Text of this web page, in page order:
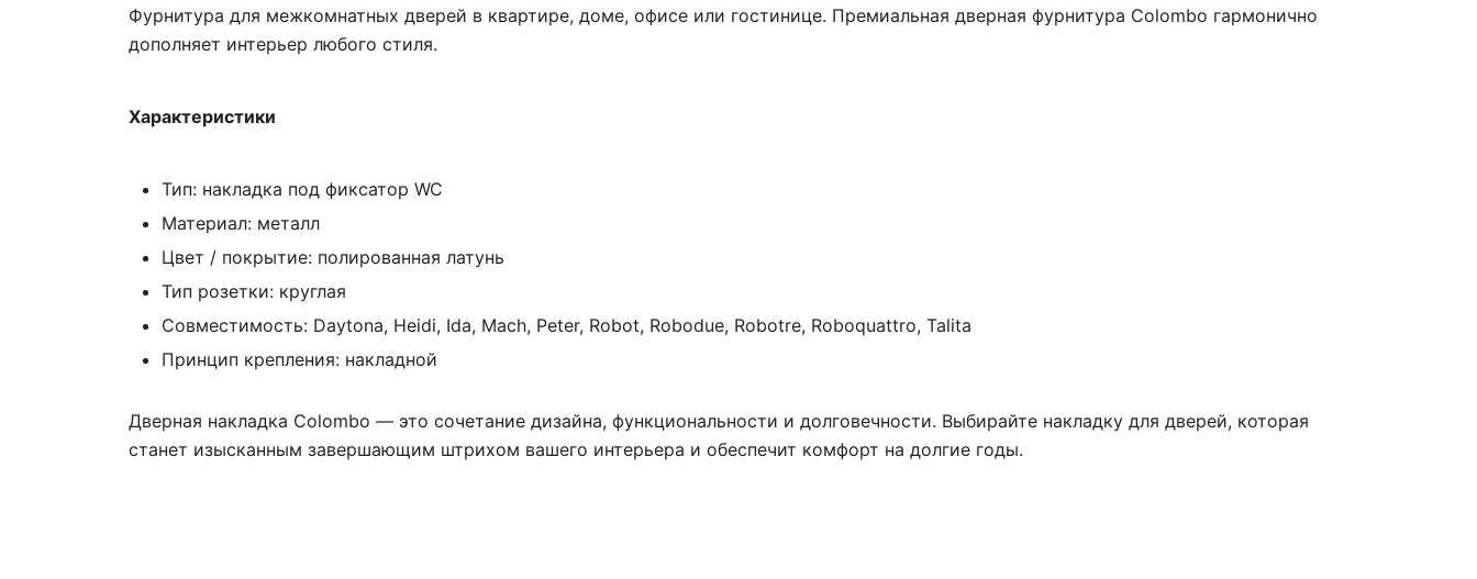
Фурнитура для межкомнатных дверей в квартире, доме, офисе или гостинице. Премиальная дверная фурнитура Colombo гармонично
дополняет интерьер любого стиля.
Характеристики
Тип: накладка под фиксатор WC
Материал: металл
Цвет / покрытие: полированная латунь
Тип розетки: круглая
Совместимость: Daytona, Heidi, Ida, Mach, Peter, Robot, Robodue, Robotre, Roboquattro, Talita
Принцип крепления: накладной
Дверная накладка Colombo — это сочетание дизайна, функциональности и долговечности. Выбирайте накладку для дверей, которая
станет изысканным завершающим штрихом вашего интерьера и обеспечит комфорт на долгие годы.